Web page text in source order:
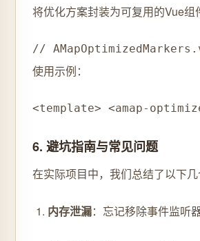
将优化方案封装为可复用的Vue组
//
使用示例：
<template> <amap-
6. 避坑指南与常见问题
在实际项目中，我们总结了以下几
内存泄漏：忘记移除事件监听